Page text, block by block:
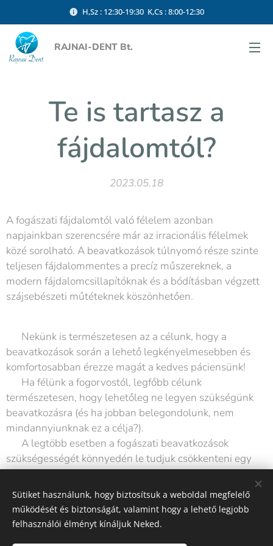
H,Sz : 12:30-19:30 K,Cs : 8:00-12:30
RAJNAI-DENT Bt.
Te is tartasz a
fájdalomtól?
2023.05.18
A fogászati fájdalomtól való félelem azonban
napjainkban szerencsére már az irracionális félelmek
közé sorolható. A beavatkozások túlnyomó része szinte
teljesen fájdalommentes a precíz műszereknek, a
modern fájdalomcsillapítóknak és a bódításban végzett
szájsebészeti műtéteknek köszönhetően.
📌 Nekünk is természetesen az a célunk, hogy a
beavatkozások során a lehető legkényelmesebben és
komfortosabban érezze magát a kedves páciensünk!
📌 Ha félünk a fogorvostól, legfőbb célunk
természetesen, hogy lehetőleg ne legyen szükségünk
beavatkozásra (és ha jobban belegondolunk, nem
mindannyiunknak ez a célja?).😃
📌 A legtöbb esetben a fogászati beavatkozások
szükségességét könnyedén le tudjuk csökkenteni egy
egyszerű(nek tűnő) módszerrel: a helyes fogmosással.
Share
Sütiket használunk, hogy biztosítsuk a weboldal megfelelő
működését és biztonságát, valamint hogy a lehető legjobb
felhasználói élményt kínáljuk Neked.